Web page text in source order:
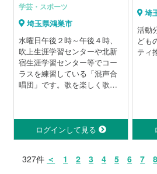
学芸・スポーツ
埼玉県鴻巣市
水曜日午後２時～午後４時、
吹上生涯学習センターや北新
宿生涯学習センター等でコー
ラスを練習している「混声合
唱団」です。歌を楽しく歌
ています。市民文化祭や吹
上・北新宿生涯学習センター
まつりの「芸能発表会」にも
ログインして見る
埼
活動
ども
ティ
327件 ＜ 1 2 3 4 5 6 7 8